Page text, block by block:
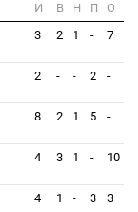
И В Н П
О
3 2 1 - 7
2 - - 2 -
8 2 1 5 -
4 3 1 - 10
4 1 - 3 3